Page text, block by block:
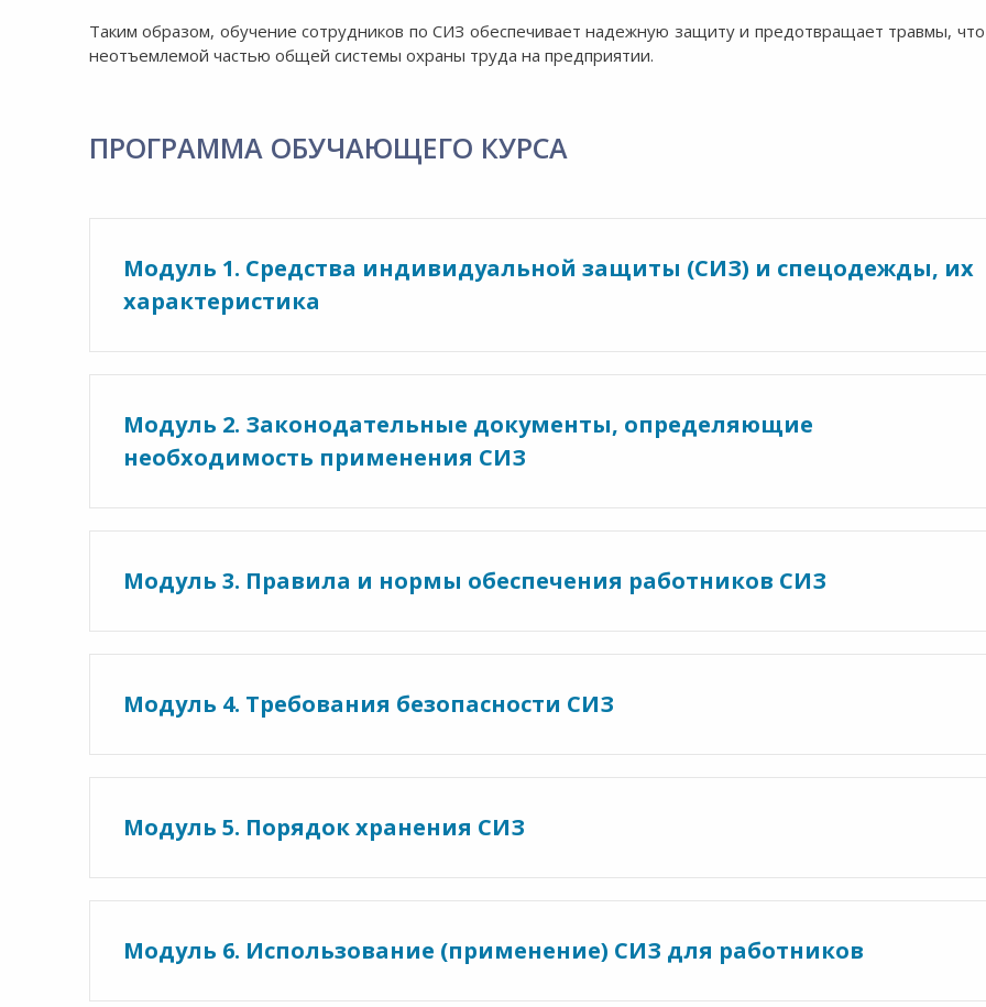
Таким образом, обучение сотрудников по СИЗ обеспечивает надежную защиту и предотвращает травмы, что
неотъемлемой частью общей системы охраны труда на предприятии.
ПРОГРАММА ОБУЧАЮЩЕГО КУРСА
Модуль 1. Средства индивидуальной защиты (СИЗ) и спецодежды, их
характеристика
Модуль 2. Законодательные документы, определяющие
необходимость применения СИЗ
Модуль 3. Правила и нормы обеспечения работников СИЗ
Модуль 4. Требования безопасности СИЗ
Модуль 5. Порядок хранения СИЗ
Модуль 6. Использование (применение) СИЗ для работников